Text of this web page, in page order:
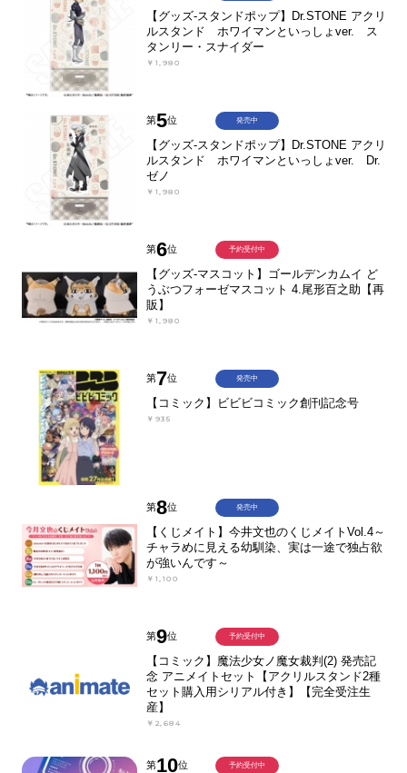
【グッズ-スタンドポップ】Dr.STONE アクリ
ルスタンド ホワイマンといっしょver. ス
タンリー・スナイダー
￥1,980
第5位
【グッズ-スタンドポップ】Dr.STONE アクリ
ルスタンド ホワイマンといっしょver. Dr.
ゼノ
￥1,980
発売中
第6位
【グッズ-マスコット】ゴールデンカムイ ど
うぶつフォーゼマスコット 4.尾形百之助【再
販】
￥1,980
予約受付中
第7位
【コミック】ビビビコミック創刊記念号
￥935
発売中
第8位
【くじメイト】今井文也のくじメイトVol.4～
チャラめに見える幼馴染、実は一途で独占欲
が強いんです～
￥1,100
発売中
第9位
【コミック】魔法少女ノ魔女裁判(2) 発売記
念 アニメイトセット【アクリルスタンド2種
セット購入用シリアル付き】【完全受注生
産】
￥2,684
予約受付中
第10位 予約受付中